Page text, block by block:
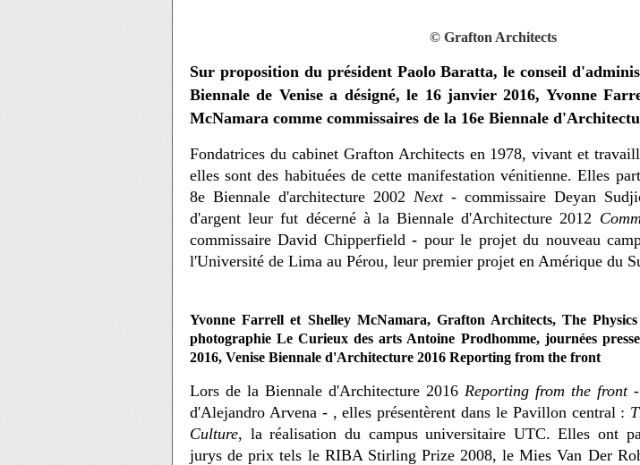
© Grafton Architects
Sur proposition du président Paolo Baratta, le conseil
Biennale de Venise a désigné, le 16 janvier 2016, Yvonne
McNamara comme commissaires de la 16e Biennale
Fondatrices du cabinet Grafton Architects en 1978, vivant et
elles sont des habituées de cette manifestation vénitienne. Elles
8e Biennale d'architecture 2002 Next - commissaire Deyan
d'argent leur fut décerné à la Biennale d'Architecture 2012
commissaire David Chipperfield- pour le projet du nouveau
l'Université de Lima au Pérou, leur premier projet en Amérique du
Yvonne Farrell et Shelley McNamara, Grafton Architects, The
photographie Le Curieux des arts Antoine Prodhomme, journées
2016, Venise Biennale d'Architecture 2016 Reporting from the front
Lors de la Biennale d'Architecture 2016 Reporting from the front-
d'Alejandro Arvena - , elles présentèrent dans le Pavillon central :
Culture, la réalisation du campus universitaire UTC. Elles ont
jurys de prix tels le RIBA Stirling Prize 2008, le Mies Van Der